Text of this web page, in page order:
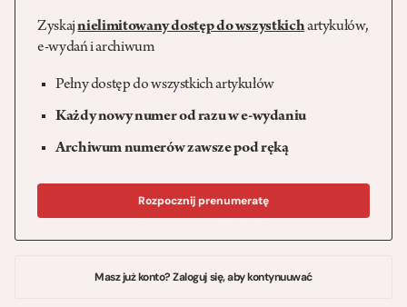
Zyskajnielimitowany dostęp do wszystkichartykułów,
e-wydań i archiwum
Pełny dostęp do wszystkich artykułów
Każdy nowy numer od razu w e-wydaniu
Archiwum numerów zawsze pod ręką
Rozpocznij prenumeratę
Masz już konto? Zaloguj się, aby kontynuuwać